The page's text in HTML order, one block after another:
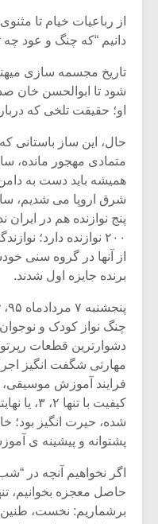
از رباعیات خیام تا
دانیم “که چنگ و عود چه
تاریخ مجسمه سازی
شود تا ابوالحسن خان
او؛ حقیقت تلخی که
حال، این ساز باستانی
متمادی مهجور مانده،
همیشه باید دست به
شرق اروپا می شدیم،
پنج نوازنده هم در ایران
از آنها در گروه سنی
برنده جایزه اول شدند.
چنگ نواز کودک و
دشوارترین قطعات
مهارتی شگفت انگیز
فرایند آموزش
شده، حیرت انگیز بود؛
پشتوانه و پیشینه ی
اگر نخواهیم آنچه در
حاصل معجزه بخوانیم،
برشماریم: نخست، طنین
متن
شیش و
اگر نمی
بدنام